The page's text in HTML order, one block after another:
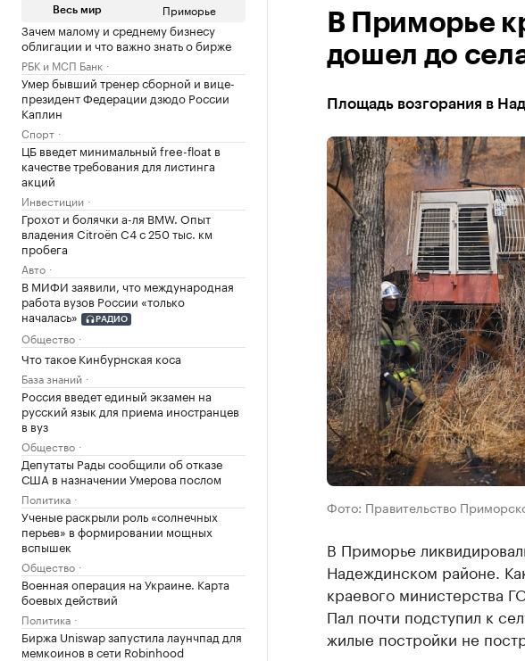
Весь мир Приморье
Зачем малому и среднему бизнесу
облигации и что важно знать о бирже
РБК и МСП Банк
Умер бывший тренер сборной и вице-
президент Федерации дзюдо России
Каплин
Спорт
ЦБ введет минимальный free-float в
качестве требования для листинга
акций
Инвестиции
Грохот и болячки а-ля BMW. Опыт
владения Citroёn C4 с 250 тыс. км
пробега
Авто
В МИФИ заявили, что международная
работа вузов России «только
началась»
РАДИО
Общество
Что такое Кинбурнская коса
База знаний
Россия введет единый экзамен на
русский язык для приема иностранцев
в вуз
Общество
Депутаты Рады сообщили об отказе
США в назначении Умерова послом
Политика
Ученые раскрыли роль «солнечных
перьев» в формировании мощных
вспышек
Общество
Военная операция на Украине. Карта
боевых действий
Политика
Биржа Uniswap запустила лаунчпад для
мемкоинов в сети Robinhood
В Приморье
дошел до
Площадь возгорания в
Фото: Правительство
В Приморье
Надеждинском районе.
краевого министерства
Пал почти подступил к
жилые постройки не